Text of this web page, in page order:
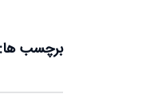
برچسب ها: